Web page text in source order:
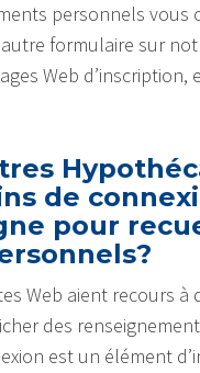
personnels vous
formulaire sur
Web
de
pour
Web aient recours
des
est un élément